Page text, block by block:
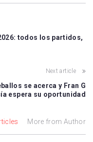
todos los partidos,
Next article
se acerca y Fran G
espera su oportunidad
More from Author